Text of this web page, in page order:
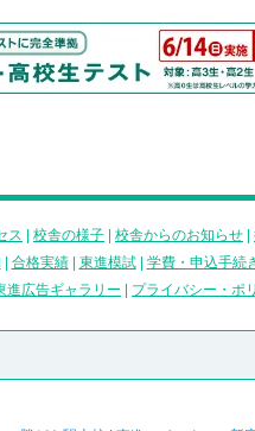
ス 校舎の様子 校舎からのお知らせ
| 合格実績| 東進模試| 学費・申込手続
進広告ギャラリー プライバシー・ポ